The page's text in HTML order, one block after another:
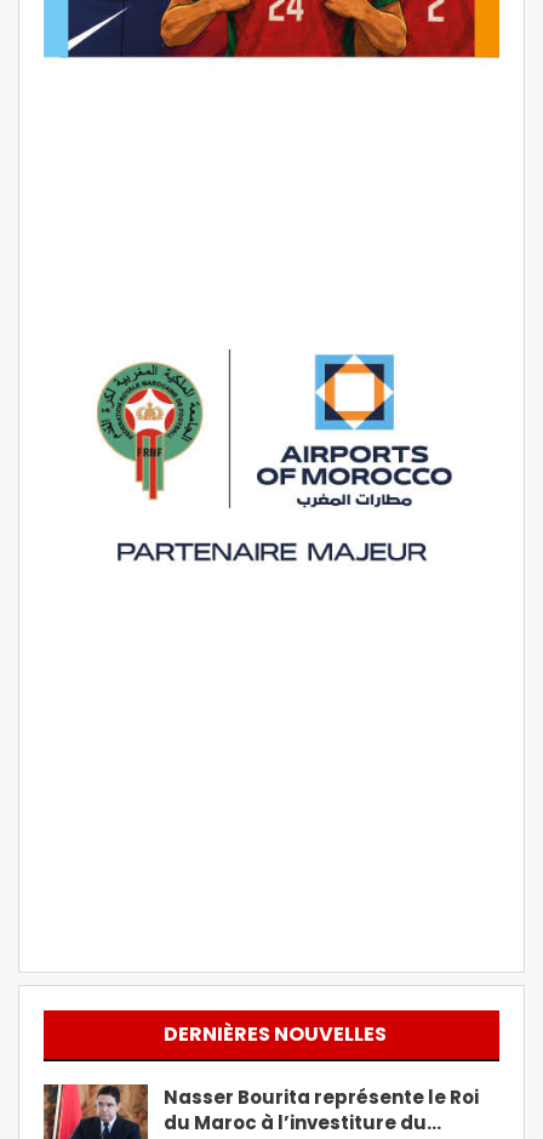
DERNIÈRES NOUVELLES
Nasser Bourita représente le Roi
du Maroc à l’investiture du…